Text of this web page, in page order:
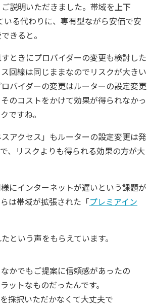
説明いただきました。帯域を上下
る代わりに、専有型ながら安価で安
きると。
ときにプロバイダーの変更も検討した
回線は同じままなのでリスクが大きい
バイダーの変更はルーターの設定変更
のコストをかけて効果が得られなかっ
ですね。
アクセス」もルーターの設定変更は発
、リスクよりも得られる効果の方が大
にインターネットが遅いという課題が
は帯域が拡張された「プレミアイン
という声をもらえています。
かでもご提案に信頼感があったの
トなものだったんです。
採択いただかなくて大丈夫で